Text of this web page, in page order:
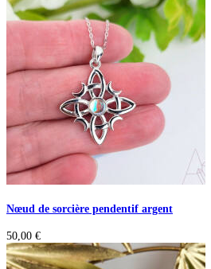
Nœud de sorcière pendentif argent
50,00 €